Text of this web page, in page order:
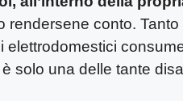
rendersene conto.
elettrodomestici
solo una delle tante